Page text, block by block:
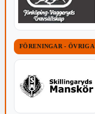
FÖRENINGAR - ÖVRIGA